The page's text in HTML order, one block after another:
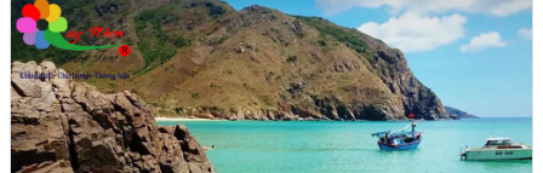
Tour Quy Nhơn 3 Đảo